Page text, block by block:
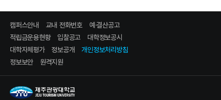
캠퍼스안내 교내 전화번호
예·결산공고
적립금운용현황
입찰공고
대학정보공시
대학자체평가
정보공개
개인정보처리방침
정보보안
원격지원